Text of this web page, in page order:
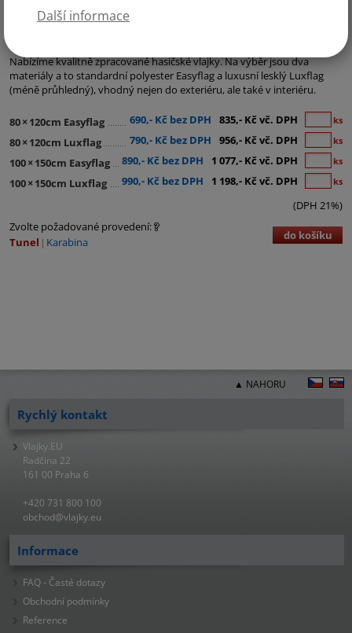
Další informace
Nabízíme kvalitně zpracované hasičské vlajky. Na výběr jsou dva
materiály a to standardní polyester Easyflag a luxusní lesklý Luxflag
(méně průhledný), vhodný nejen do exteriéru, ale také v interiéru.
80× 120cm Easyflag 690,- Kč bez DPH 835,- Kč vč. DPH ks
80× 120cm Luxflag 790,- Kč bez DPH 956,- Kč vč. DPH ks
100× 150cm Easyflag 890,- Kč bez DPH 1 077,- Kč vč. DPH ks
100× 150cm Luxflag 990,- Kč bez DPH 1 198,- Kč vč. DPH ks
(DPH 21%)
Zvolte požadované provedení:
Tunel
Karabina do košíku
▲ NAHORU
Rychlý kontakt
Vlajky.EU
Radčina 22
161 00 Praha 6
+420 731 800 100
obchod@vlajky.eu
Informace
FAQ - Časté dotazy
Obchodní podmínky
Reference